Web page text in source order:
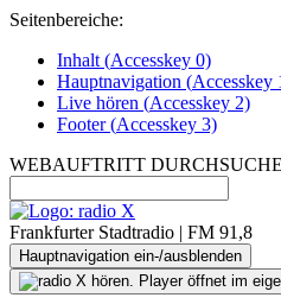
Seitenbereiche:
Inhalt (Accesskey 0)
Hauptnavigation (Accesskey
Live hören (Accesskey 2)
Footer(Accesskey 3)
WEBAUFTRITT
Frankfurter Stadtradio | FM 91,8
Hauptnavigation ein-/ausblenden